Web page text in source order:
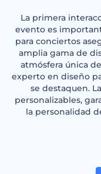
La primera
evento es
para conciertos
amplia gama de
atmósfera única
experto en diseño
se destaquen.
personalizables,
la personalidad